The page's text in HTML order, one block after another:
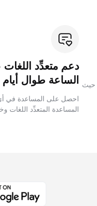
حيث
دعم متعدِّد اللغات
الساعة طوال أيام
احصل على المساعدة في
المساعدة المتعدِّد اللغات